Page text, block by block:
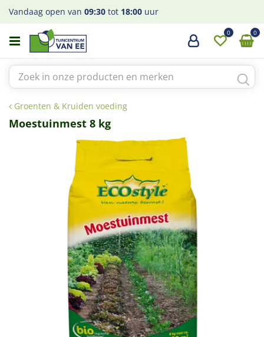
a
Groenten & Kruiden voeding
Vandaag open van 09:30 tot 18:00 uur
Moestuinmest 8 kg